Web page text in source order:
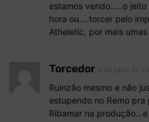
estamos vendo…..o
hora ou….torcer pelo
Atheletic, por mais
Torcedor
Ruinzão mesmo e não
estupendo no Remo
Ribamar na